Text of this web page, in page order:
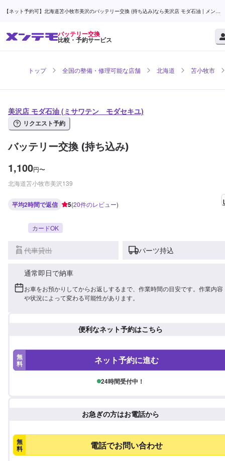
【ネット予約可】北海道苫小牧市美沢のバッテリー交換 (持ち込み)なら美沢店 モダ石油 | メンテ
バッテリー交換
比較・予約サービス
トップ 全国の整備・修理可能な店舗 北海道 苫小牧市
美沢店 モダ石油 (ミサワテン モダセキユ)
リクエスト予約
バッテリー交換 (持ち込み)
1,100円〜
北海道苫小牧市美沢139
平均2時間で返信 5(20件のレビュー)
カードOK
代車貸出 パーツ持込
通常即日で納車
お車をお預かりしてからお返しするまで、作業時間の目安です。作業内容
や状況によって変わる可能性があります。
便利なネット予約はこちら
無
料 ネット予約に進む
24時間受付中！
お急ぎの方はお電話から
無
料 電話でお問い合わせ